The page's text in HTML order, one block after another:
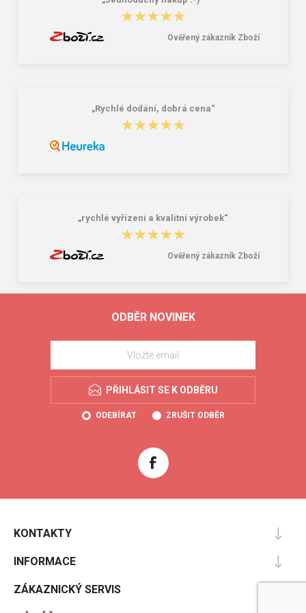
★★★★★
★★★★★
Ověřený zákazník Zboží
„Rychlé dodání, dobrá cena“
★★★★★
★★★★★
„rychlé vyřízeni a kvalitní výrobek“
★★★★★
★★★★★
Ověřený zákazník Zboží
ODBĚR NOVINEK
PŘIHLÁSIT SE K ODBĚRU
ODEBÍRAT ZRUŠIT ODBĚR
KONTAKTY
INFORMACE
ZÁKAZNICKÝ SERVIS